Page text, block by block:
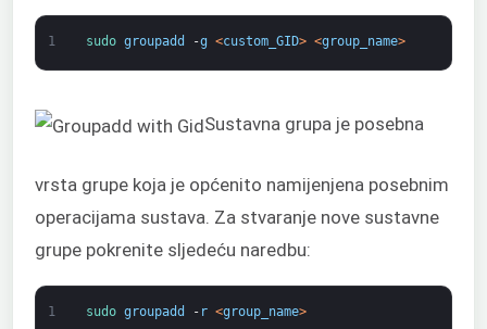
1 sudo groupadd -g <custom_GID> <group_name>
Sustavna grupa je posebna
vrsta grupe koja je općenito namijenjena posebnim
operacijama sustava. Za stvaranje nove sustavne
grupe pokrenite sljedeću naredbu:
1 sudo groupadd - r <group_name>